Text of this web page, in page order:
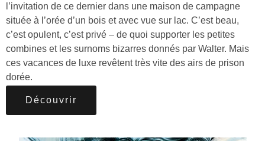
l’invitation de ce dernier dans une maison de campagne
située à l’orée d’un bois et avec vue sur lac. C’est beau,
c’est opulent, c’est privé – de quoi supporter les petites
combines et les surnoms bizarres donnés par Walter. Mais
ces vacances de luxe revêtent très vite des airs de prison
dorée.
Découvrir